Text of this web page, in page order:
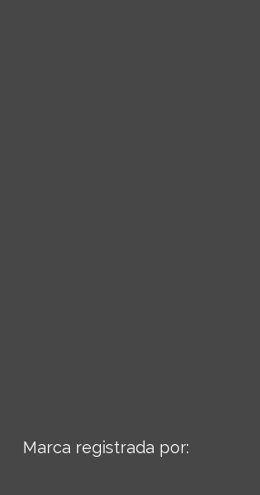
Marca registrada por: